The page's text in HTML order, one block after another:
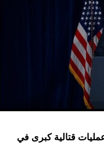
قتالية كبرى في